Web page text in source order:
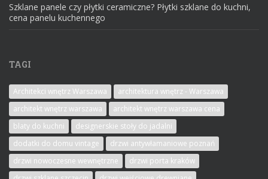
Szklane panele czy płytki ceramiczne? Płytki szklane do kuchni,
cena panelu kuchennego
TAGI
Architekci wnętrz Warszawa
architektura wnętrz - Warszawa
architekt wnętrz warszawa
architekt wnętrz warszawa cena
blaty do kuchni
designerskie stoły do jadalni
dodatki do domu vintage
drzwi antywłamaniowe poznań
drzwi nowoczesne wewnętrzne
drzwi porta kraków